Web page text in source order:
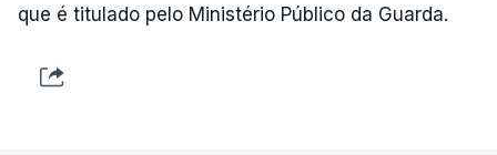
que é titulado pelo Ministério Público da Guarda.